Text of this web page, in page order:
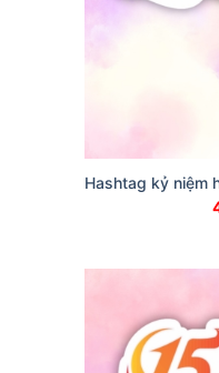
Hashtag kỷ niệm